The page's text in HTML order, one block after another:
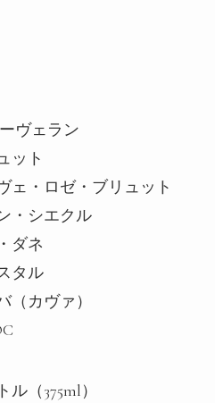
ヴェラン
ット
ェ・ロゼ・ブリュット
・シエクル
ダネ
タル
（カヴァ）
（375ml）